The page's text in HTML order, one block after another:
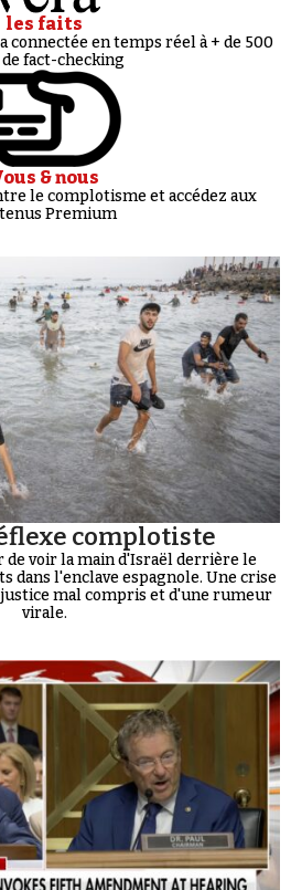
les faits
connectée en temps réel à + de 500
fact-checking
& nous
le complotisme et accédez aux
Premium
complotiste
de voir la main d'Israël derrière le
dans l'enclave espagnole. Une crise
mal compris et d'une rumeur
virale.